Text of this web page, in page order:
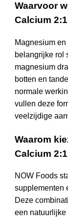
Waarvoor
Calcium
Magnesium
belangrijke rol
magnesium
botten en
normale
vullen deze
veelzijdige
Waarom
Calcium
NOW Foods
supplementen
Deze
een natuurlijke